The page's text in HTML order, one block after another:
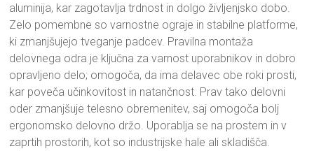
aluminija, kar zagotavlja trdnost in dolgo življenjsko dobo.
Zelo pomembne so varnostne ograje in stabilne platforme,
ki zmanjšujejo tveganje padcev. Pravilna montaža
delovnega odra je ključna za varnost uporabnikov in dobro
opravljeno delo; omogoča, da ima delavec obe roki prosti,
kar poveča učinkovitost in natančnost. Prav tako delovni
oder zmanjšuje telesno obremenitev, saj omogoča bolj
ergonomsko delovno držo. Uporablja se na prostem in v
zaprtih prostorih, kot so industrijske hale ali skladišča.